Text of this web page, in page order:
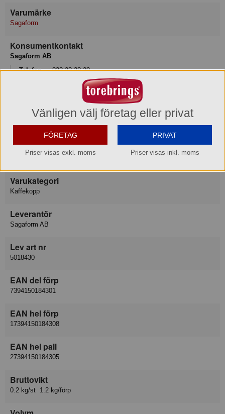
Varumärke
Sagaform
Konsumentkontakt
Sagaform AB
Telefon
033-23 38 20
www.sagaform.com
Besöksadress
Segloravägen 19, 504 64 BORÅS
E-post
Varukategori
Kaffekopp
Leverantör
Sagaform AB
Lev art nr
5018430
EAN del förp
7394150184301
EAN hel förp
17394150184308
EAN hel pall
27394150184305
Bruttovikt
0.2 kg/st 1.2 kg/förp
Vänligen välj företag eller privat
FÖRETAG
Priser visas exkl. moms
PRIVAT
Priser visas inkl. moms